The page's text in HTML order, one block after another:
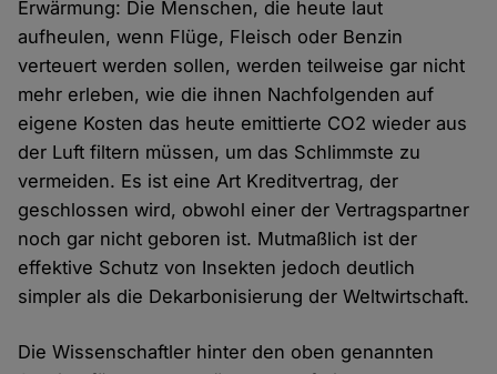
Erwärmung: Die Menschen, die heute laut
aufheulen, wenn Flüge, Fleisch oder Benzin
verteuert werden sollen, werden teilweise gar nicht
mehr erleben, wie die ihnen Nachfolgenden auf
eigene Kosten das heute emittierte CO2 wieder aus
der Luft filtern müssen, um das Schlimmste zu
vermeiden. Es ist eine Art Kreditvertrag, der
geschlossen wird, obwohl einer der Vertragspartner
noch gar nicht geboren ist. Mutmaßlich ist der
effektive Schutz von Insekten jedoch deutlich
simpler als die Dekarbonisierung der Weltwirtschaft.
Die Wissenschaftler hinter den oben genannten